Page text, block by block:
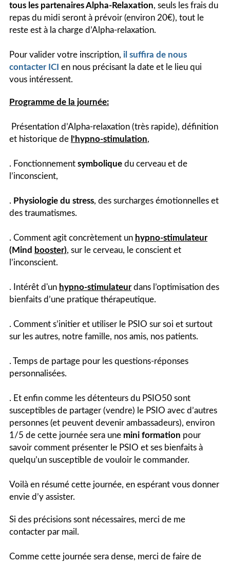
tous les partenaires Alpha-Relaxation, seuls les frais du
repas du midi seront à prévoir (environ 20€), tout le
reste est à la charge d’Alpha-relaxation.
Pour valider votre inscription, il suffira de nous
contacter ICI en nous précisant la date et le lieu qui
vous intéressent.
Programme de la journée:
Présentation d’Alpha-relaxation (très rapide), définition
et historique de l'hypno-stimulation,
. Fonctionnement symbolique du cerveau et de
l’inconscient,
. Physiologie du stress, des surcharges émotionnelles et
des traumatismes.
. Comment agit concrètement un hypno-stimulateur
(Mind booster), sur le cerveau, le conscient et
l’inconscient.
. Intérêt d'un hypno-stimulateurdans l’optimisation des
bienfaits d’une pratique thérapeutique.
. Comment s’initier et utiliser le PSIO sur soi et surtout
sur les autres, notre famille, nos amis, nos patients.
. Temps de partage pour les questions-réponses
personnalisées.
. Et enfin comme les détenteurs du PSIO50 sont
susceptibles de partager (vendre) le PSIO avec d’autres
personnes (et peuvent devenir ambassadeurs), environ
1/5 de cette journée sera une mini formation pour
savoir comment présenter le PSIO et ses bienfaits à
quelqu’un susceptible de vouloir le commander.
Voilà en résumé cette journée, en espérant vous donner
envie d’y assister.
Si des précisions sont nécessaires, merci de me
contacter par mail.
Comme cette journée sera dense, merci de faire de